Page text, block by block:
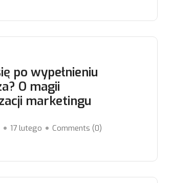
po wypełnieniu
O magii
marketingu
17 lutego Comments (0)